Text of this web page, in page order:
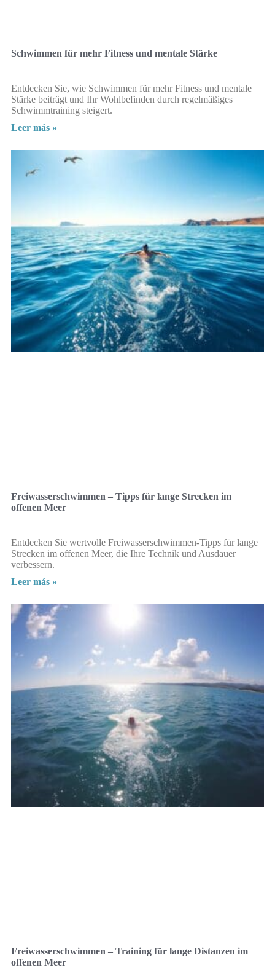
Schwimmen für mehr Fitness und mentale Stärke
Entdecken Sie, wie Schwimmen für mehr Fitness und mentale
Stärke beiträgt und Ihr Wohlbefinden durch regelmäßiges
Schwimmtraining steigert.
Leer más »
Freiwasserschwimmen – Tipps für lange Strecken im
offenen Meer
Entdecken Sie wertvolle Freiwasserschwimmen-Tipps für lange
Strecken im offenen Meer, die Ihre Technik und Ausdauer
verbessern.
Leer más »
Freiwasserschwimmen – Training für lange Distanzen im
offenen Meer